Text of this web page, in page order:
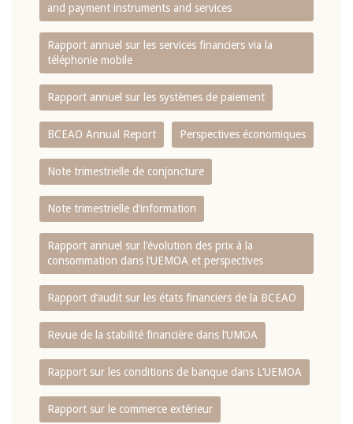
and payment instruments and services
Rapport annuel sur les services financiers via la
téléphonie mobile
Rapport annuel sur les systèmes de paiement
BCEAO Annual Report Perspectives économiques
Note trimestrielle de conjoncture
Note trimestrielle d‘information
Rapport annuel sur l‘évolution des prix à la
consommation dans l‘UEMOA et perspectives
Rapport d‘audit sur les états financiers de la BCEAO
Revue de la stabilité financière dans l‘UMOA
Rapport sur les conditions de banque dans L‘UEMOA
Rapport sur le commerce extérieur